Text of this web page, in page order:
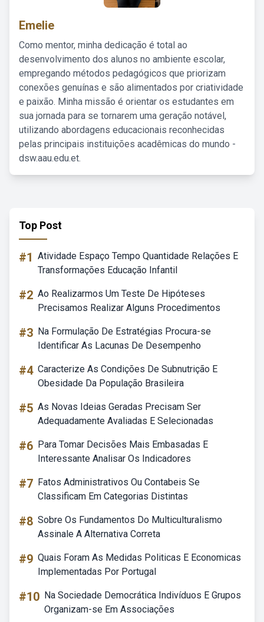
Emelie
Como mentor, minha dedicação é total ao
desenvolvimento dos alunos no ambiente escolar,
empregando métodos pedagógicos que priorizam
conexões genuínas e são alimentados por criatividade
e paixão. Minha missão é orientar os estudantes em
sua jornada para se tornarem uma geração notável,
utilizando abordagens educacionais reconhecidas
pelas principais instituições acadêmicas do mundo -
dsw.aau.edu.et.
Top Post
#1 Atividade Espaço Tempo Quantidade Relações E
Transformações Educação Infantil
#2 Ao Realizarmos Um Teste De Hipóteses
Precisamos Realizar Alguns Procedimentos
#3 Na Formulação De Estratégias Procura-se
Identificar As Lacunas De Desempenho
#4 Caracterize As Condições De Subnutrição E
Obesidade Da População Brasileira
#5 As Novas Ideias Geradas Precisam Ser
Adequadamente Avaliadas E Selecionadas
#6 Para Tomar Decisões Mais Embasadas E
Interessante Analisar Os Indicadores
#7 Fatos Administrativos Ou Contabeis Se
Classificam Em Categorias Distintas
#8 Sobre Os Fundamentos Do Multiculturalismo
Assinale A Alternativa Correta
#9 Quais Foram As Medidas Politicas E Economicas
Implementadas Por Portugal
#10 Na Sociedade Democrática Indivíduos E Grupos
Organizam-se Em Associações